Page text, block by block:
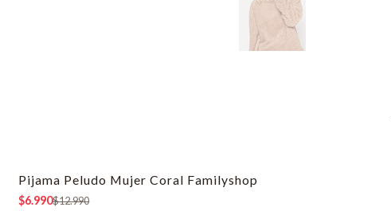
-46% OFF
Pijama Peludo Mujer Coral Familyshop
$6.990$12.990